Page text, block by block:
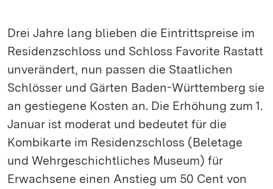
Drei Jahre lang blieben die Eintrittspreise im
Residenzschloss und Schloss Favorite Rastatt
unverändert, nun passen die Staatlichen
Schlösser und Gärten Baden-Württemberg sie
an gestiegene Kosten an. Die Erhöhung zum 1.
Januar ist moderat und bedeutet für die
Kombikarte im Residenzschloss (Beletage
und Wehrgeschichtliches Museum) für
Erwachsene einen Anstieg um 50 Cent von